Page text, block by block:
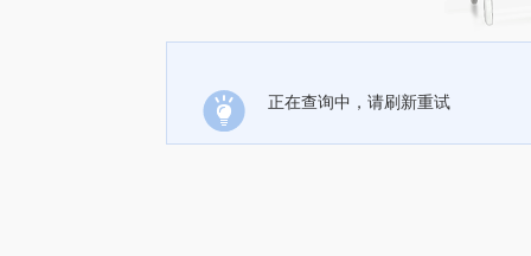
正在查询中，请刷新重试